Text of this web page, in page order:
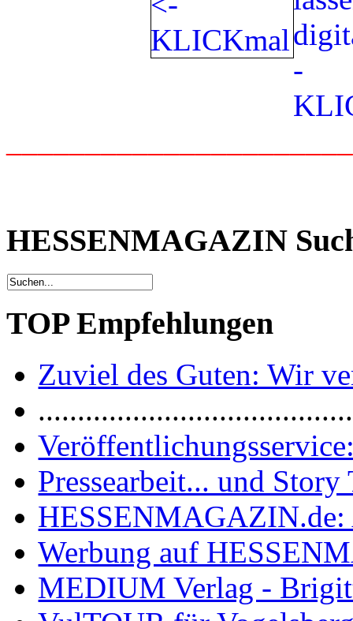
HESSENMAGAZIN
TOP Empfehlungen
Zuviel des Guten: Wir
Pressearbeit... und
HESSENMAGAZIN.de:
Werbung auf
MEDIUM Verlag -